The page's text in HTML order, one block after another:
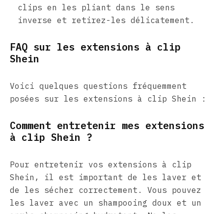
clips en les pliant dans le sens
inverse et retirez-les délicatement.
FAQ sur les extensions à clip
Shein
Voici quelques questions fréquemment
posées sur les extensions à clip Shein :
Comment entretenir mes extensions
à clip Shein ?
Pour entretenir vos extensions à clip
Shein, il est important de les laver et
de les sécher correctement. Vous pouvez
les laver avec un shampooing doux et un